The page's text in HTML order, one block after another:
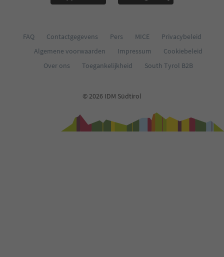
FAQ Contactgegevens Pers MICE
Privacybeleid
Algemene voorwaarden
Impressum
Cookiebeleid
Over ons
Toegankelijkheid South Tyrol B2B
© 2026 IDM Südtirol